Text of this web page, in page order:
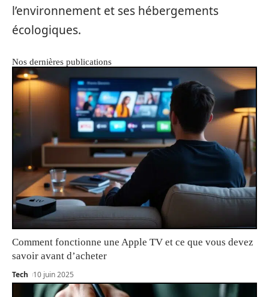
l’environnement et ses hébergements
écologiques.
Nos dernières publications
Comment fonctionne une Apple TV et ce que vous devez
savoir avant d’acheter
Tech 10 juin 2025